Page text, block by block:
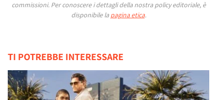
commissioni. Per conoscere i dettagli della nostra policy editoriale, è
disponibile la pagina etica.
TI POTREBBE INTERESSARE